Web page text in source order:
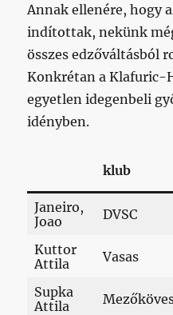
Annak ellenére, hogy
indítottak, nekünk
összes edzőváltásból
Konkrétan a Klafuric-
egyetlen idegenbeli
idényben.
klub
Janeiro,
Joao
DVSC
Kuttor
Attila
Vasas
Supka
Attila